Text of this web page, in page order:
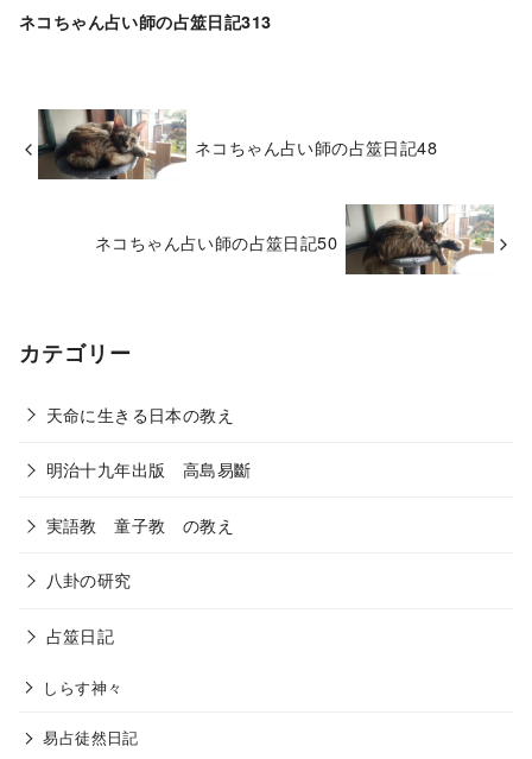
ネコちゃん占い師の占筮日記313
ネコちゃん占い師の占筮日記48
ネコちゃん占い師の占筮日記50
カテゴリー
天命に生きる日本の教え
明治十九年出版 高島易斷
実語教 童子教 の教え
八卦の研究
占筮日記
しらす神々
易占徒然日記